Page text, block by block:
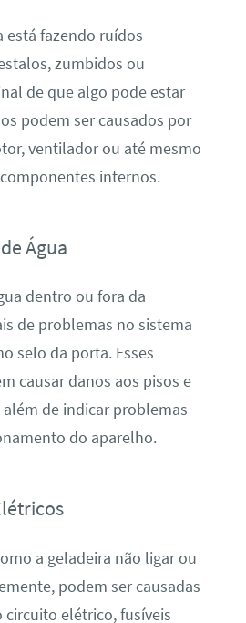
está fazendo ruídos
zumbidos ou
de que algo pode estar
podem ser causados por
ventilador ou até mesmo
internos.
Água
dentro ou fora da
de problemas no sistema
selo da porta. Esses
causar danos aos pisos e
de indicar problemas
do aparelho.
a geladeira não ligar ou
podem ser causadas
elétrico, fusíveis